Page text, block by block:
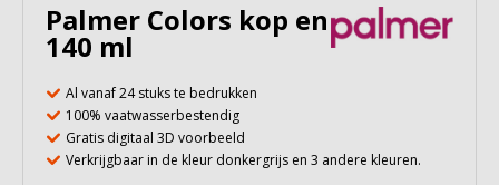
Palmer Colors kop en schotel
140 ml
Al vanaf 24 stuks te bedrukken
100% vaatwasserbestendig
Gratis digitaal 3D voorbeeld
Verkrijgbaar in de kleur donkergrijs en 3 andere kleuren.